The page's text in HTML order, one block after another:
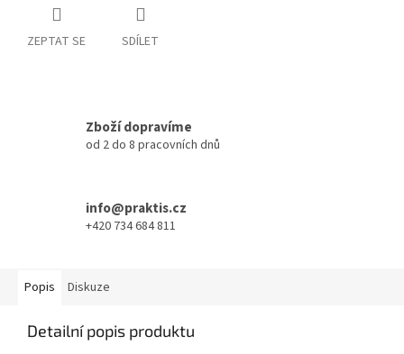
ZEPTAT SE SDÍLET
Zboží dopravíme
od 2 do 8 pracovních dnů
info@praktis.cz
+420 734 684 811
Popis Diskuze
Detailní popis produktu